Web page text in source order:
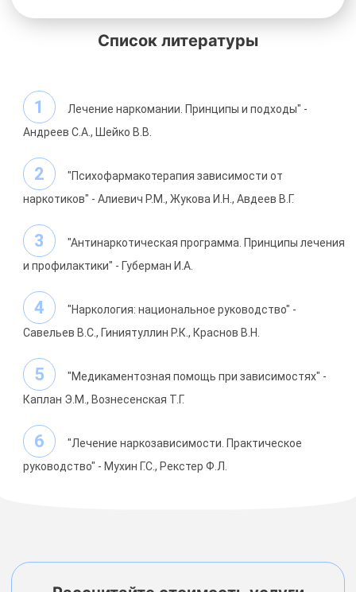
Список литературы
Лечение наркомании. Принципы и подходы" -
Андреев С.А., Шейко В.В.
"Психофармакотерапия зависимости от
наркотиков" - Алиевич Р.М., Жукова И.Н., Авдеев В.Г.
"Антинаркотическая программа. Принципы лечения
и профилактики" - Губерман И.А.
"Наркология: национальное руководство" -
Савельев В.С., Гиниятуллин Р.К., Краснов В.Н.
"Медикаментозная помощь при зависимостях" -
Каплан Э.М., Вознесенская Т.Г.
"Лечение наркозависимости. Практическое
руководство" - Мухин Г.С., Рекстер Ф.Л.